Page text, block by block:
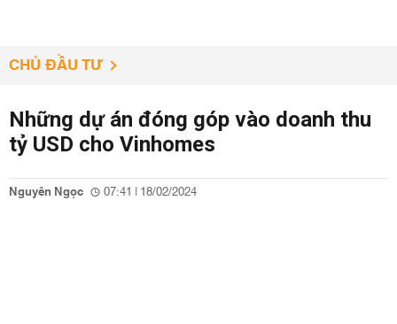
CHỦ ĐẦU TƯ
Những dự án đóng góp vào doanh thu
tỷ USD cho Vinhomes
Nguyên Ngọc 07:41 | 18/02/2024